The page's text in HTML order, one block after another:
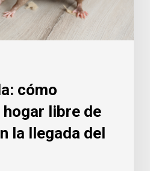
cómo
libre de
la llegada del